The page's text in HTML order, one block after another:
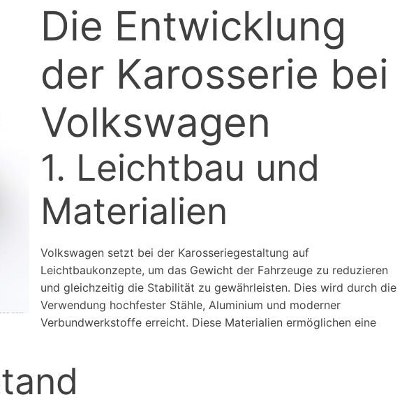
Die Entwicklung
der Karosserie bei
Volkswagen
1. Leichtbau und
Materialien
Volkswagen setzt bei der Karosseriegestaltung auf
Leichtbaukonzepte, um das Gewicht der Fahrzeuge zu reduzieren
und gleichzeitig die Stabilität zu gewährleisten. Dies wird durch die
Verwendung hochfester Stähle, Aluminium und moderner
Verbundwerkstoffe erreicht. Diese Materialien ermöglichen eine